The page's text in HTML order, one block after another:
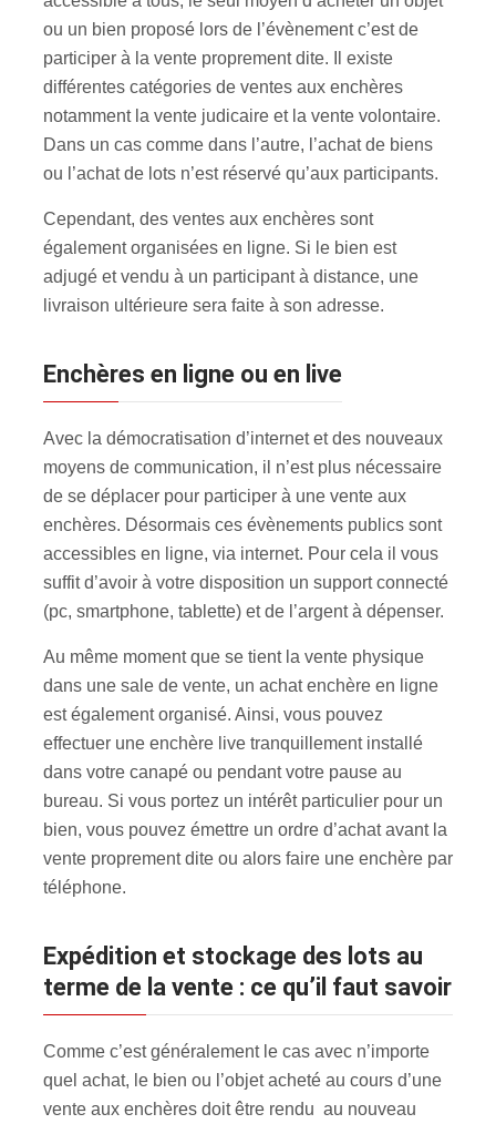
ou un bien proposé lors de l’évènement c’est de
participer à la vente proprement dite. Il existe
différentes catégories de ventes aux enchères
notamment la vente judicaire et la vente volontaire.
Dans un cas comme dans l’autre, l’achat de biens
ou l’achat de lots n’est réservé qu’aux participants.
Cependant, des ventes aux enchères sont
également organisées en ligne. Si le bien est
adjugé et vendu à un participant à distance, une
livraison ultérieure sera faite à son adresse.
Enchères en ligne ou en live
Avec la démocratisation d’internet et des nouveaux
moyens de communication, il n’est plus nécessaire
de se déplacer pour participer à une vente aux
enchères. Désormais ces évènements publics sont
accessibles en ligne, via internet. Pour cela il vous
suffit d’avoir à votre disposition un support connecté
(pc, smartphone, tablette) et de l’argent à dépenser.
Au même moment que se tient la vente physique
dans une sale de vente, un achat enchère en ligne
est également organisé. Ainsi, vous pouvez
effectuer une enchère live tranquillement installé
dans votre canapé ou pendant votre pause au
bureau. Si vous portez un intérêt particulier pour un
bien, vous pouvez émettre un ordre d’achat avant la
vente proprement dite ou alors faire une enchère par
téléphone.
Expédition et stockage des lots au
terme de la vente : ce qu’il faut savoir
Comme c’est généralement le cas avec n’importe
quel achat, le bien ou l’objet acheté au cours d’une
vente aux enchères doit être rendu au nouveau